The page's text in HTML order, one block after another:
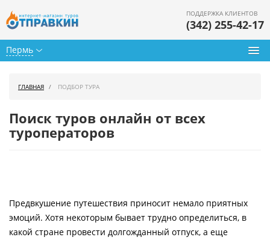
Пермь
ПОДДЕРЖКА КЛИЕНТОВ
(342) 255-42-17
Горящие туры
Страны
Как купить
ГЛАВНАЯ ПОДБОР ТУРА
Поиск туров онлайн от всех
туроператоров
Предвкушение путешествия приносит немало приятных
эмоций. Хотя некоторым бывает трудно определиться, в
какой стране провести долгожданный отпуск, а еще